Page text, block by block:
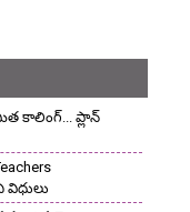
కాలింగ్... ప్లాన్